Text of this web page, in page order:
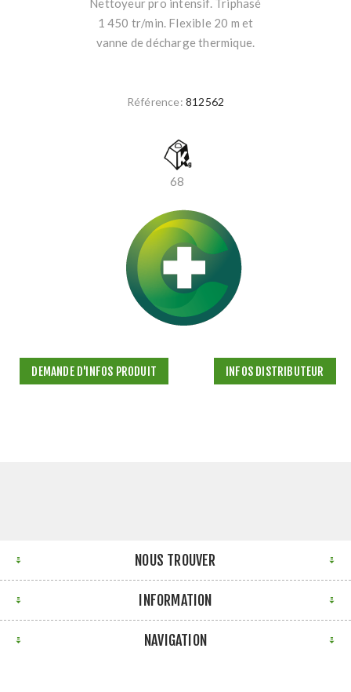
Nettoyeur pro intensif. Triphasé
1 450 tr/min. Flexible 20 m et
vanne de décharge thermique.
Référence: 812562
68
DEMANDE D'INFOS PRODUIT INFOS DISTRIBUTEUR
NOUS TROUVER
INFORMATION
NAVIGATION